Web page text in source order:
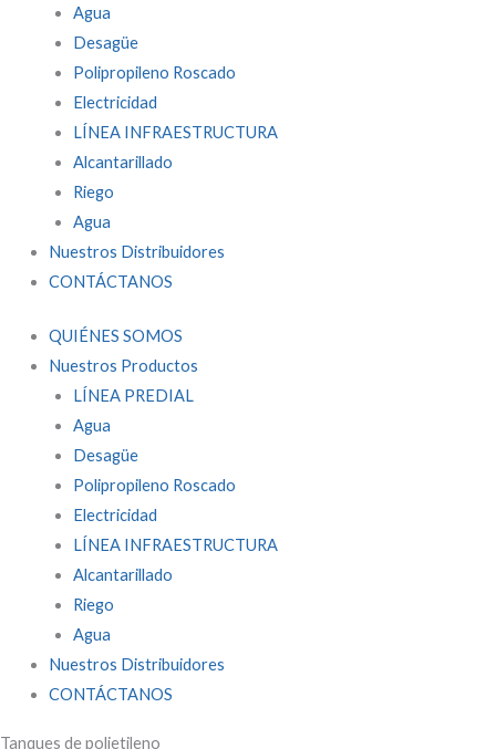
Agua
Desagüe
Polipropileno Roscado
Electricidad
LÍNEA INFRAESTRUCTURA
Alcantarillado
Riego
Agua
Nuestros Distribuidores
CONTÁCTANOS
QUIÉNES SOMOS
Nuestros Productos
LÍNEA PREDIAL
Agua
Desagüe
Polipropileno Roscado
Electricidad
LÍNEA INFRAESTRUCTURA
Alcantarillado
Riego
Agua
Nuestros Distribuidores
CONTÁCTANOS
Tanques de polietileno